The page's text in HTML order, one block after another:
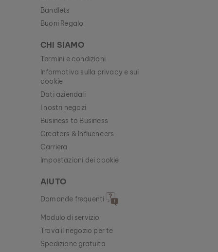
Bandlets
Buoni Regalo
CHI SIAMO
Termini e condizioni
Informativa sulla privacy e sui
cookie
Dati aziendali
I nostri negozi
Business to Business
Creators & Influencers
Carriera
Impostazioni dei cookie
AIUTO
Domande frequenti
Modulo di servizio
Trova il negozio per te
Spedizione gratuita